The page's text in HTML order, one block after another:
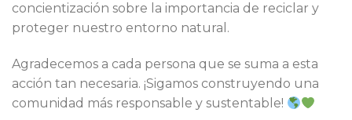
concientización sobre la importancia de reciclar y
proteger nuestro entorno natural.
Agradecemos a cada persona que se suma a esta
acción tan necesaria. ¡Sigamos construyendo una
comunidad más responsable y sustentable!